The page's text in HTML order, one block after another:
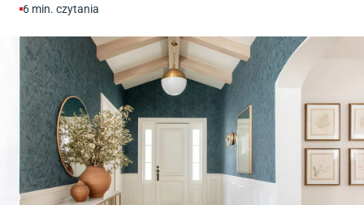
6 min. czytania